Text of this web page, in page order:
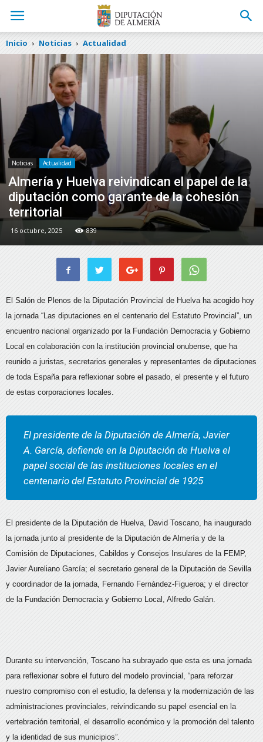
Inicio Noticias Actualidad
Noticias Actualidad
Almería y Huelva reivindican el papel de la
diputación como garante de la cohesión
territorial
16 octubre, 2025 839
El Salón de Plenos de la Diputación Provincial de Huelva ha acogido hoy
la jornada “Las diputaciones en el centenario del Estatuto Provincial”, un
encuentro nacional organizado por la Fundación Democracia y Gobierno
Local en colaboración con la institución provincial onubense, que ha
reunido a juristas, secretarios generales y representantes de diputaciones
de toda España para reflexionar sobre el pasado, el presente y el futuro
de estas corporaciones locales.
El presidente de la Diputación de Almería, Javier
A. García, defiende en la Diputación de Huelva el
papel social de las instituciones locales en el
centenario del Estatuto Provincial de 1925
El presidente de la Diputación de Huelva, David Toscano, ha inaugurado
la jornada junto al presidente de la Diputación de Almería y de la
Comisión de Diputaciones, Cabildos y Consejos Insulares de la FEMP,
Javier Aureliano García; el secretario general de la Diputación de Sevilla
y coordinador de la jornada, Fernando Fernández-Figueroa; y el director
de la Fundación Democracia y Gobierno Local, Alfredo Galán.
Durante su intervención, Toscano ha subrayado que esta es una jornada
para reflexionar sobre el futuro del modelo provincial, “para reforzar
nuestro compromiso con el estudio, la defensa y la modernización de las
administraciones provinciales, reivindicando su papel esencial en la
vertebración territorial, el desarrollo económico y la promoción del talento
y la identidad de sus municipios”.